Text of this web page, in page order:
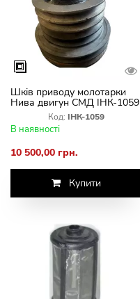
Шків приводу молотарки
Нива двигун СМД ІНК-1059
Код: ІНК-1059
В наявності
10 500,00 грн.
Купити